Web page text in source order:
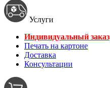
Услуги
Индивидуальный заказ
Печать на картоне
Доставка
Консультации